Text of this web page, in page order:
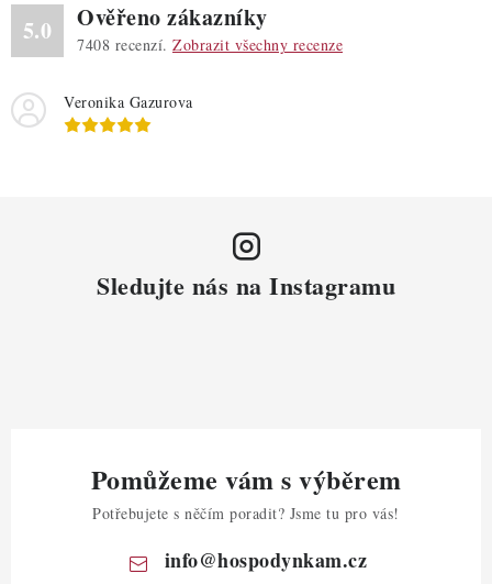
5.0 Ověřeno zákazníky
7408 recenzí. Zobrazit všechny recenze
Veronika Gazurova
Sledujte nás na Instagramu
Pomůžeme vám s výběrem
Potřebujete s něčím poradit? Jsme tu pro vás!
info@hospodynkam.cz